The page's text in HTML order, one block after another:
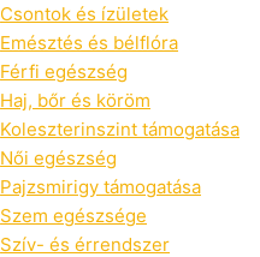
Csontok és ízületek
Emésztés és bélflóra
Férfi egészség
Haj, bőr és köröm
Koleszterinszint támogatása
Női egészség
Pajzsmirigy támogatása
Szem egészsége
Szív- és érrendszer